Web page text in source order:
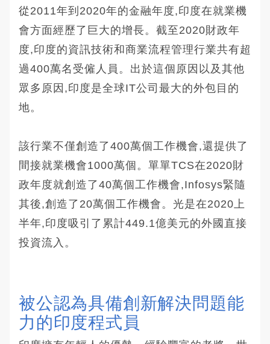
從2011年到2020年的金融年度,印度在就業機
會方面經歷了巨大的增長。截至2020財政年
度,印度的資訊技術和商業流程管理行業共有超
過400萬名受僱人員。出於這個原因以及其他
眾多原因,印度是全球IT公司最大的外包目的
地。
該行業不僅創造了400萬個工作機會,還提供了
間接就業機會1000萬個。單單TCS在2020財
政年度就創造了40萬個工作機會,Infosys緊隨
其後,創造了20萬個工作機會。光是在2020上
半年,印度吸引了累計449.1億美元的外國直接
投資流入。
被公認為具備創新解決問題能
力的印度程式員